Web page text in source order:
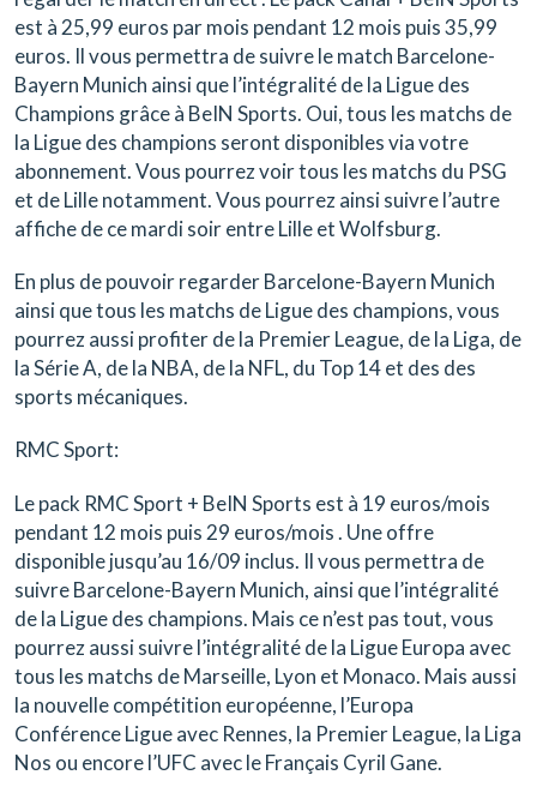
est à 25,99 euros par mois pendant 12 mois puis 35,99
euros. Il vous permettra de suivre le match Barcelone-
Bayern Munich ainsi quel’intégralité de la Ligue des
Champions grâce à BeIN Sports. Oui, tous les matchs de
la Ligue des champions seront disponibles via votre
abonnement. Vous pourrez voirtous les matchs du PSG
et de Lille notamment.Vous pourrez ainsi suivre l’autre
affiche de ce mardi soir entreLille et Wolfsburg.
En plus de pouvoir regarder Barcelone-Bayern Munich
ainsi que tous les matchs de Ligue des champions, vous
pourrez aussi profiter de la Premier League, de la Liga, de
la Série A, de la NBA, de la NFL, du Top 14 et des des
sports mécaniques.
RMC Sport:
Le pack RMC Sport + BeIN Sports est à 19 euros/mois
pendant 12 mois puis 29 euros/mois. Une offre
disponible jusqu’au 16/09 inclus. Il vous permettra de
suivreBarcelone-Bayern Munich, ainsi quel’intégralité
de la Ligue des champions. Mais ce n’est pas tout, vous
pourrez aussi suivrel’intégralité de la Ligue Europa avec
tous les matchs deMarseille, Lyon et Monaco. Mais aussi
la nouvelle compétition européenne, l’Europa
Conférence Ligue avec Rennes, la Premier League, la Liga
Nos ou encore l’UFC avec le Français Cyril Gane.